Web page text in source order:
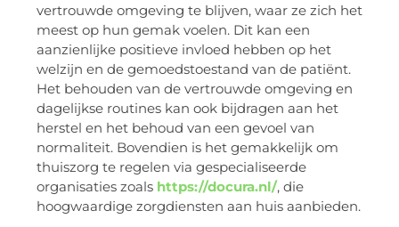
vertrouwde omgeving te blijven, waar ze zich het
meest op hun gemak voelen. Dit kan een
aanzienlijke positieve invloed hebben op het
welzijn en de gemoedstoestand van de patiënt.
Het behouden van de vertrouwde omgeving en
dagelijkse routines kan ook bijdragen aan het
herstel en het behoud van een gevoel van
normaliteit. Bovendien is het gemakkelijk om
thuiszorg te regelen via gespecialiseerde
organisaties zoals https://docura.nl/, die
hoogwaardige zorgdiensten aan huis aanbieden.